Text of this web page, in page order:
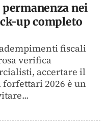
permanenza nei
up completo
fiscali
verifica
accertare il
forfettari 2026 è un